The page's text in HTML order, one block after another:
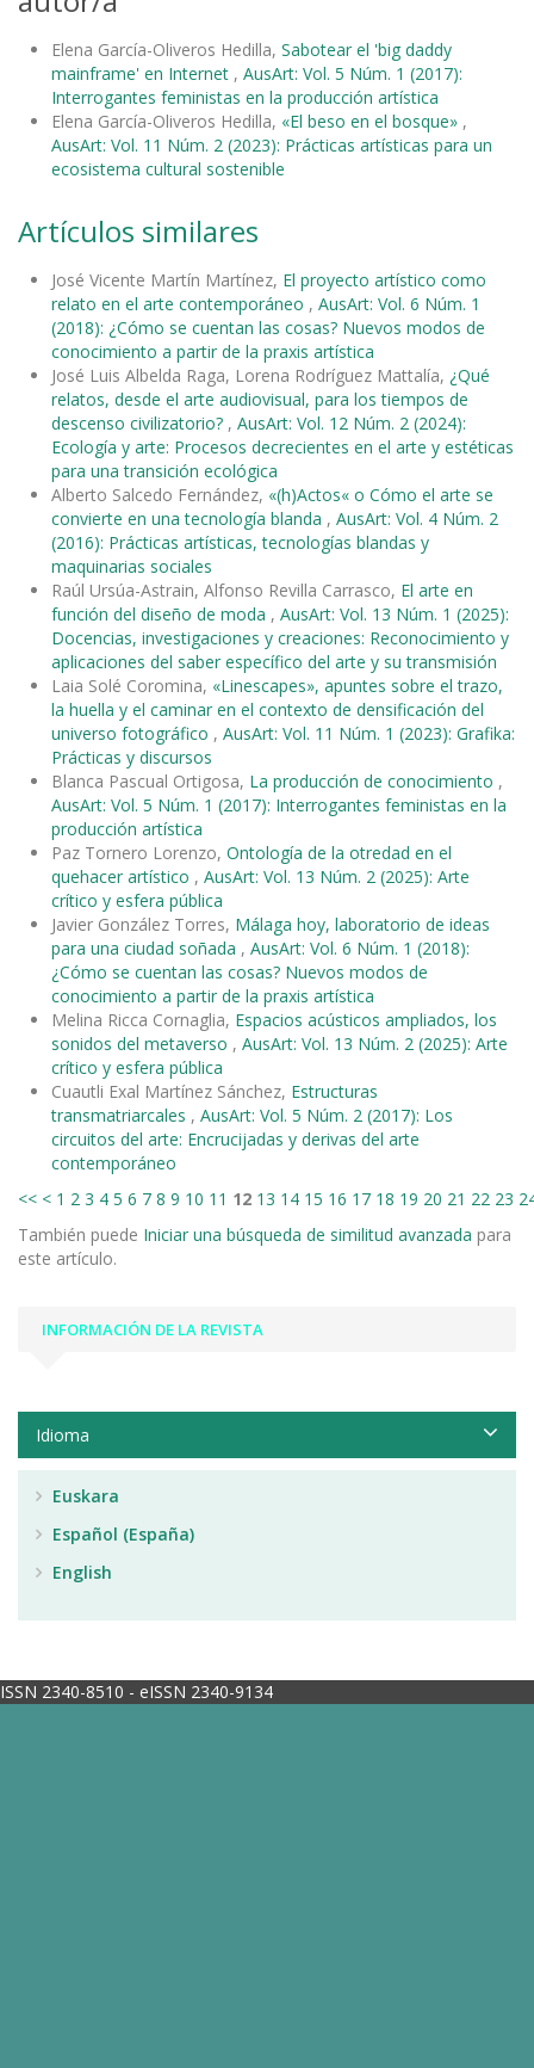
Elena García-Oliveros Hedilla, Sabotear el 'big daddy
mainframe' en Internet , AusArt: Vol. 5 Núm. 1 (2017):
Interrogantes feministas en la producción artística
Elena García-Oliveros Hedilla, «El beso en el bosque» ,
AusArt: Vol. 11 Núm. 2 (2023): Prácticas artísticas para un
ecosistema cultural sostenible
Artículos similares
José Vicente Martín Martínez, El proyecto artístico como
relato en el arte contemporáneo , AusArt: Vol. 6 Núm. 1
(2018): ¿Cómo se cuentan las cosas? Nuevos modos de
conocimiento a partir de la praxis artística
José Luis Albelda Raga, Lorena Rodríguez Mattalía, ¿Qué
relatos, desde el arte audiovisual, para los tiempos de
descenso civilizatorio? , AusArt: Vol. 12 Núm. 2 (2024):
Ecología y arte: Procesos decrecientes en el arte y estéticas
para una transición ecológica
Alberto Salcedo Fernández, «(h)Actos« o Cómo el arte se
convierte en una tecnología blanda , AusArt: Vol. 4 Núm. 2
(2016): Prácticas artísticas, tecnologías blandas y
maquinarias sociales
Raúl Ursúa-Astrain, Alfonso Revilla Carrasco, El arte en
función del diseño de moda , AusArt: Vol. 13 Núm. 1 (2025):
Docencias, investigaciones y creaciones: Reconocimiento y
aplicaciones del saber específico del arte y su transmisión
Laia Solé Coromina, «Linescapes», apuntes sobre el trazo,
la huella y el caminar en el contexto de densificación del
universo fotográfico , AusArt: Vol. 11 Núm. 1 (2023): Grafika:
Prácticas y discursos
Blanca Pascual Ortigosa, La producción de conocimiento ,
AusArt: Vol. 5 Núm. 1 (2017): Interrogantes feministas en la
producción artística
Paz Tornero Lorenzo, Ontología de la otredad en el
quehacer artístico , AusArt: Vol. 13 Núm. 2 (2025): Arte
crítico y esfera pública
Javier González Torres, Málaga hoy, laboratorio de ideas
para una ciudad soñada , AusArt: Vol. 6 Núm. 1 (2018):
¿Cómo se cuentan las cosas? Nuevos modos de
conocimiento a partir de la praxis artística
Melina Ricca Cornaglia, Espacios acústicos ampliados, los
sonidos del metaverso , AusArt: Vol. 13 Núm. 2 (2025): Arte
crítico y esfera pública
Cuautli Exal Martínez Sánchez, Estructuras
transmatriarcales , AusArt: Vol. 5 Núm. 2 (2017): Los
circuitos del arte: Encrucijadas y derivas del arte
contemporáneo
<< < 1 2 3 4 5 6 7 8 9 10 11 12 13 14 15 16 17 18 19 20 21 22 23
También puede Iniciar una búsqueda de similitud avanzada para
este artículo.
INFORMACIÓN DE LA REVISTA
Idioma
Euskara
Español (España)
English
ISSN 2340-8510 - eISSN 2340-9134